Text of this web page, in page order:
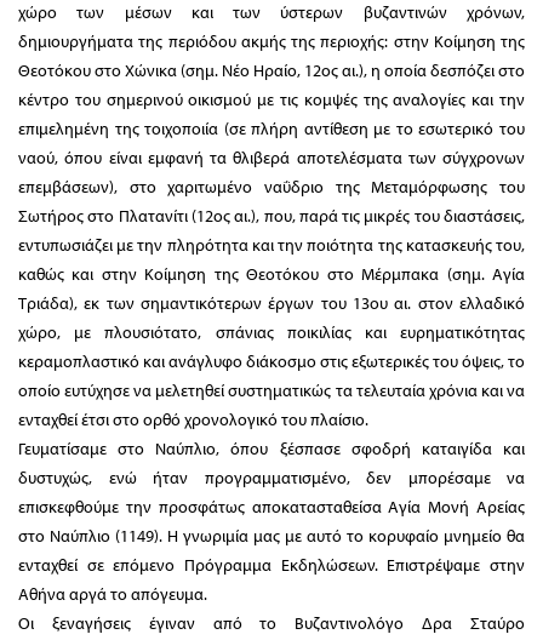
χώρο των μέσων και των ύστερων βυζαντινών χρόνων,
δημιουργήματα της περιόδου ακμής της περιοχής: στην Κοίμηση της
Θεοτόκου στο Χώνικα (σημ. Νέο Ηραίο, 12ος αι.), η οποία δεσπόζει στο
κέντρο του σημερινού οικισμού με τις κομψές της αναλογίες και την
επιμελημένη της τοιχοποιία (σε πλήρη αντίθεση με το εσωτερικό του
ναού, όπου είναι εμφανή τα θλιβερά αποτελέσματα των σύγχρονων
επεμβάσεων), στο χαριτωμένο ναΰδριο της Μεταμόρφωσης του
Σωτήρος στο Πλατανίτι (12ος αι.), που, παρά τις μικρές του διαστάσεις,
εντυπωσιάζει με την πληρότητα και την ποιότητα της κατασκευής του,
καθώς και στην Κοίμηση της Θεοτόκου στο Μέρμπακα (σημ. Αγία
Τριάδα), εκ των σημαντικότερων έργων του 13ου αι. στον ελλαδικό
χώρο, με πλουσιότατο, σπάνιας ποικιλίας και ευρηματικότητας
κεραμοπλαστικό και ανάγλυφο διάκοσμο στις εξωτερικές του όψεις, το
οποίο ευτύχησε να μελετηθεί συστηματικώς τα τελευταία χρόνια και να
ενταχθεί έτσι στο ορθό χρονολογικό του πλαίσιο.
Γευματίσαμε στο Ναύπλιο, όπου ξέσπασε σφοδρή καταιγίδα και
δυστυχώς, ενώ ήταν προγραμματισμένο, δεν μπορέσαμε να
επισκεφθούμε την προσφάτως αποκατασταθείσα Αγία Μονή Αρείας
στο Ναύπλιο (1149). Η γνωριμία μας με αυτό το κορυφαίο μνημείο θα
ενταχθεί σε επόμενο Πρόγραμμα Εκδηλώσεων. Επιστρέψαμε στην
Αθήνα αργά το απόγευμα.
Οι ξεναγήσεις έγιναν από το Βυζαντινολόγο Δρα Σταύρο